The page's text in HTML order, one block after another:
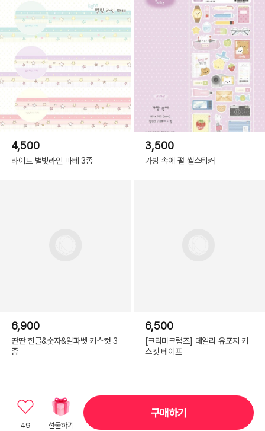
4,500
라이트 별빛라인 마테 3종
3,500
가방 속에 펄 씰스티커
6,900
딴딴 한글&숫자&알파벳 키스컷 3
종
6,500
[크리미크럼즈] 데일리 유포지 키
스컷 테이프
49 선물하기
구매하기